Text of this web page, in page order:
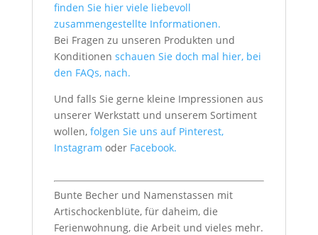
finden Sie hier viele liebevoll
zusammengestellte Informationen.
Bei Fragen zu unseren Produkten und
Konditionen schauen Sie doch mal hier, bei
den FAQs, nach.
Und falls Sie gerne kleine Impressionen aus
unserer Werkstatt und unserem Sortiment
wollen,folgen Sie uns auf Pinterest,
Instagram oder Facebook.
Bunte Becher und Namenstassen mit
Artischockenblüte, für daheim, die
Ferienwohnung, die Arbeit und vieles mehr.